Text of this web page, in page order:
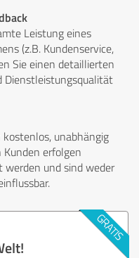
Leistung eines
(z.B. Kundenservice,
Sie einen detaillierten
Dienstleistungsqualität
unabhängig
erfolgen
und sind weder